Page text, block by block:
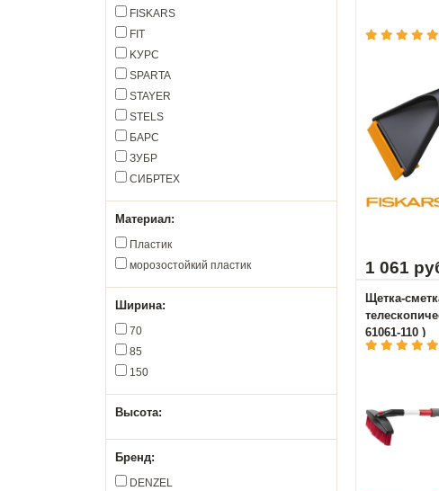
FISKARS
FIT
KУРС
SPARTA
STAYER
STELS
БАРС
ЗУБР
СИБРТЕХ
Материал:
Пластик
морозостойкий пластик
Ширина:
70
85
150
Высота:
Бренд:
DENZEL
1 061
Щетка-
61061-110 )